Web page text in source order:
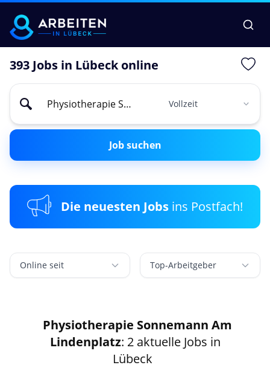
393 Jobs in Lübeck online
Job suchen
Die neuesten Jobs ins Postfach!
Online seit Top-Arbeitgeber
Physiotherapie Sonnemann Am
Lindenplatz: 2 aktuelle Jobs in
Lübeck